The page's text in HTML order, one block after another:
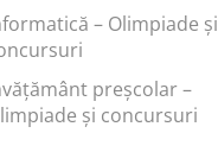
– Olimpiade și
preşcolar –
și concursuri